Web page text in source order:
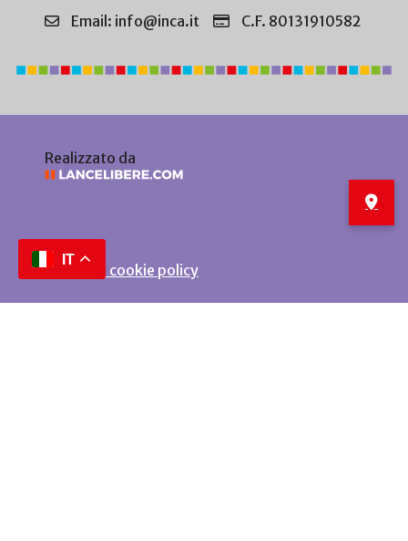
Email: info@inca.it
C.F. 80131910582
Realizzato da
Privacy e cookie policy
IT